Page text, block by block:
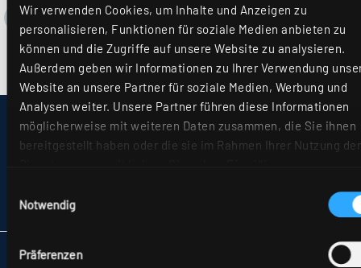
Wir verwenden Cookies, um Inhalte und Anzeigen zu
personalisieren, Funktionen für soziale Medien anbieten zu
können und die Zugriffe auf unsere Website zu analysieren.
Außerdem geben wir Informationen zu Ihrer Verwendung
Website an unsere Partner für soziale Medien, Werbung und
Analysen weiter. Unsere Partner führen diese Informationen
möglicherweise mit weiteren Daten zusammen, die Sie ihnen
bereitgestellt haben oder die sie im Rahmen Ihrer Nutzung der
Details hierzu finden Sie in unserer
Datenschutzerklärung
Notwendig
Präferenzen
IMPRESSUM
SITEMAP
PARTNER
RIDI LEUCHTEN GMBH